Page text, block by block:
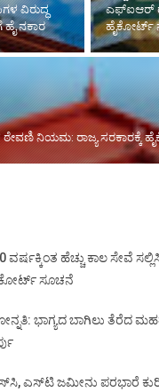
ವಿರುದ್ಧ
ನಕಾರ
ಎಫ್‌ಐಆರ್
ಹೈಕೋರ್ಟ್
ನಿಯಮ: ರಾಜ್ಯ ಸರಕಾರಕ್ಕೆ
ವರ್ಷಕ್ಕಿಂತ ಹೆಚ್ಚು ಕಾಲ ಸೇವೆ
ಸೂಚನೆ
ಭಾಗ್ಯದ ಬಾಗಿಲು ತೆರೆದ
ಎಸ್‌ಟಿ ಜಮೀನು ಪರಭಾರೆ